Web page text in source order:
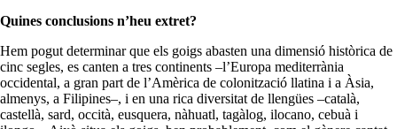
Quines conclusions n’heu extret?
Hem pogut determinar que els goigs abasten una dimensió històrica de
cinc segles, es canten a tres continents –l’Europa mediterrània
occidental, a gran part de l’Amèrica de colonització llatina i a Àsia,
almenys, a Filipines–, i en una rica diversitat de llengües –català,
castellà, sard, occità, eusquera, nàhuatl, tagàlog, ilocano, cebuà i